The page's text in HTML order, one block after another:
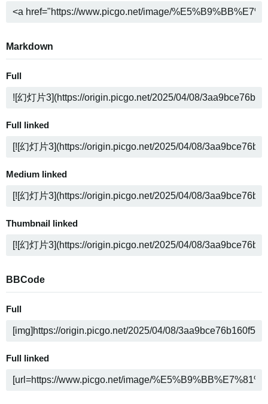
Markdown
Full
Full linked
Medium linked
Thumbnail linked
BBCode
Full
Full linked